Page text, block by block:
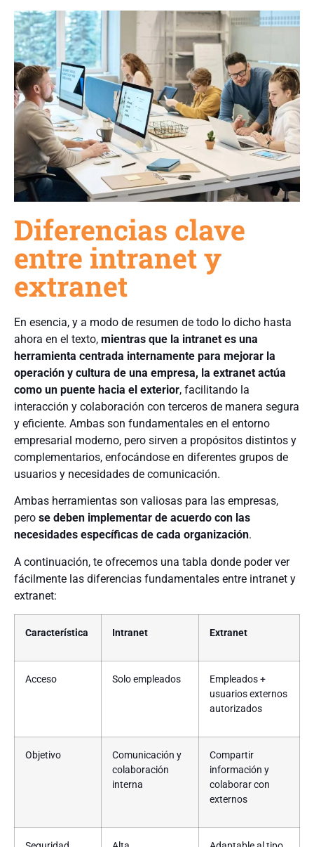
Diferencias clave
entre intranet y
extranet
En esencia, y a modo de resumen de todo lo dicho hasta
ahora en el texto, mientras que la intranet es una
herramienta centrada internamente para mejorar la
operación y cultura de una empresa, la extranet actúa
como un puente hacia el exterior, facilitando la
interacción y colaboración con terceros de manera segura
y eficiente. Ambas son fundamentales en el entorno
empresarial moderno, pero sirven a propósitos distintos y
complementarios, enfocándose en diferentes grupos de
usuarios y necesidades de comunicación.
Ambas herramientas son valiosas para las empresas,
pero se deben implementar de acuerdo con las
necesidades específicas de cada organización.
A continuación, te ofrecemos una tabla donde poder ver
fácilmente las diferencias fundamentales entre intranet y
extranet:
Característica Intranet Extranet
Acceso Solo empleados
Empleados +
usuarios externos
autorizados
Objetivo
Comunicación y
colaboración
interna
Compartir
información y
colaborar con
externos